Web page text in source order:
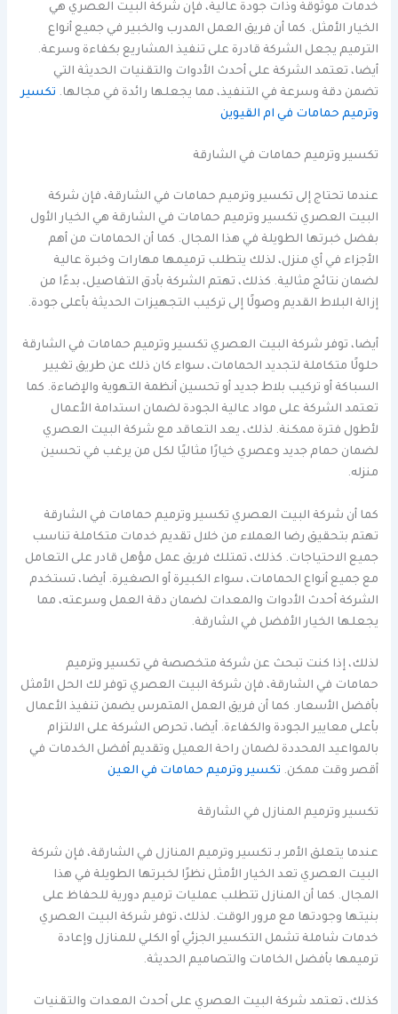
خدمات موثوقة وذات جودة عالية، فإن شركة البيت العصري هي
الخيار الأمثل. كما أن فريق العمل المدرب والخبير في جميع أنواع
الترميم يجعل الشركة قادرة على تنفيذ المشاريع بكفاءة وسرعة.
أيضا، تعتمد الشركة على أحدث الأدوات والتقنيات الحديثة التي
تضمن دقة وسرعة في التنفيذ، مما يجعلها رائدة في مجالها. تكسير
وترميم حمامات في ام القيوين
تكسير وترميم حمامات في الشارقة
عندما تحتاج إلى تكسير وترميم حمامات في الشارقة، فإن شركة
البيت العصري تكسير وترميم حمامات في الشارقة هي الخيار الأول
بفضل خبرتها الطويلة في هذا المجال. كما أن الحمامات من أهم
الأجزاء في أي منزل، لذلك يتطلب ترميمها مهارات وخبرة عالية
لضمان نتائج مثالية. كذلك، تهتم الشركة بأدق التفاصيل، بدءًا من
إزالة البلاط القديم وصولًا إلى تركيب التجهيزات الحديثة بأعلى جودة.
أيضا، توفر شركة البيت العصري تكسير وترميم حمامات في الشارقة
حلولًا متكاملة لتجديد الحمامات، سواء كان ذلك عن طريق تغيير
السباكة أو تركيب بلاط جديد أو تحسين أنظمة التهوية والإضاءة. كما
تعتمد الشركة على مواد عالية الجودة لضمان استدامة الأعمال
لأطول فترة ممكنة. لذلك، يعد التعاقد مع شركة البيت العصري
لضمان حمام جديد وعصري خيارًا مثاليًا لكل من يرغب في تحسين
منزله.
كما أن شركة البيت العصري تكسير وترميم حمامات في الشارقة
تهتم بتحقيق رضا العملاء من خلال تقديم خدمات متكاملة تناسب
جميع الاحتياجات. كذلك، تمتلك فريق عمل مؤهل قادر على التعامل
مع جميع أنواع الحمامات، سواء الكبيرة أو الصغيرة. أيضا، تستخدم
الشركة أحدث الأدوات والمعدات لضمان دقة العمل وسرعته، مما
يجعلها الخيار الأفضل في الشارقة.
لذلك، إذا كنت تبحث عن شركة متخصصة في تكسير وترميم
حمامات في الشارقة، فإن شركة البيت العصري توفر لك الحل الأمثل
بأفضل الأسعار. كما أن فريق العمل المتمرس يضمن تنفيذ الأعمال
بأعلى معايير الجودة والكفاءة. أيضا، تحرص الشركة على الالتزام
بالمواعيد المحددة لضمان راحة العميل وتقديم أفضل الخدمات في
أقصر وقت ممكن. تكسير وترميم حمامات في العين
تكسير وترميم المنازل في الشارقة
عندما يتعلق الأمر بـ تكسير وترميم المنازل في الشارقة، فإن شركة
البيت العصري تعد الخيار الأمثل نظرًا لخبرتها الطويلة في هذا
المجال. كما أن المنازل تتطلب عمليات ترميم دورية للحفاظ على
بنيتها وجودتها مع مرور الوقت. لذلك، توفر شركة البيت العصري
خدمات شاملة تشمل التكسير الجزئي أو الكلي للمنازل وإعادة
ترميمها بأفضل الخامات والتصاميم الحديثة.
كذلك، تعتمد شركة البيت العصري على أحدث المعدات والتقنيات